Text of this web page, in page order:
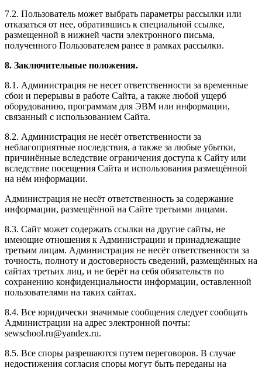
7.2. Пользователь может выбрать параметры рассылки или
отказаться от нее, обратившись к специальной ссылке,
размещенной в нижней части электронного письма,
полученного Пользователем ранее в рамках рассылки.
8. Заключительные положения.
8.1. Администрация не несет ответственности за временные
сбои и перерывы в работе Сайта, а также любой ущерб
оборудованию, программам для ЭВМ или информации,
связанный с использованием Сайта.
8.2. Администрация не несёт ответственности за
неблагоприятные последствия, а также за любые убытки,
причинённые вследствие ограничения доступа к Сайту или
вследствие посещения Сайта и использования размещённой
на нём информации.
Администрация не несёт ответственность за содержание
информации, размещённой на Сайте третьими лицами.
8.3. Сайт может содержать ссылки на другие сайты, не
имеющие отношения к Администрации и принадлежащие
третьим лицам. Администрация не несёт ответственности за
точность, полноту и достоверность сведений, размещённых на
сайтах третьих лиц, и не берёт на себя обязательств по
сохранению конфиденциальности информации, оставленной
пользователями на таких сайтах.
8.4. Все юридически значимые сообщения следует сообщать
Администрации на адрес электронной почты:
sewschool.ru@yandex.ru.
8.5. Все споры разрешаются путем переговоров. В случае
недостижения согласия споры могут быть переданы на